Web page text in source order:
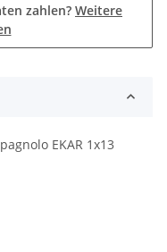
zahlen? Weitere
EKAR 1x13